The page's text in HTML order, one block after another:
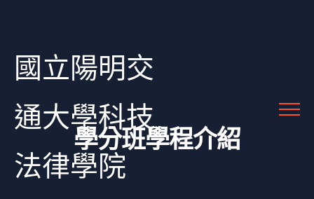
國立陽明交
通大學科技
法律學院
學分班學程介紹